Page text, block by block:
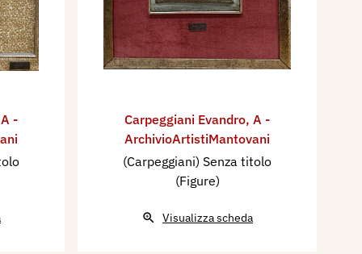
A -
Carpeggiani Evandro, A -
ArchivioArtistiMantovani
(Carpeggiani) Senza titolo
(Figure)
Visualizza scheda